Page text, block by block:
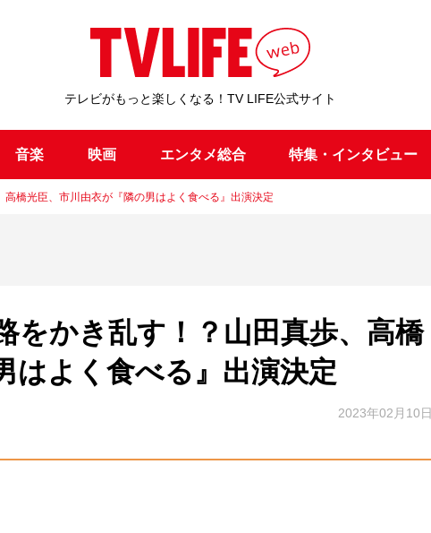
テレビがもっと楽しくなる！TV LIFE公式サイト
音楽 映画 エンタメ総合 特集・インタビュー
橋光臣、市川由衣が『隣の男はよく食べる』出演決定
をかき乱す！？山田真歩、高橋
はよく食べる』出演決定
2023年02月10日